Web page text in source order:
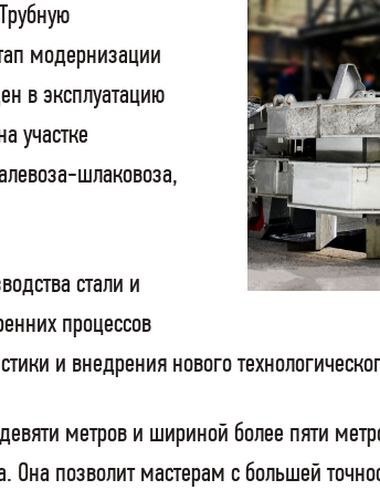
модернизации
в эксплуатацию
участке
шлаковоза,
стали и
процессов
и внедрения нового
метров и шириной более пяти
позволит мастерам с большей